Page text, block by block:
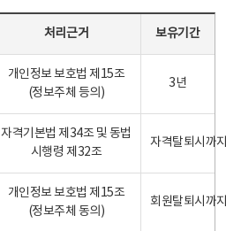
처리근거 보유기간
개인정보 보호법 제15조
(정보주체 등의)
3년
자격기본법 제34조 및 동법
시행령 제32조
자격탈퇴시까
개인정보 보호법 제15조
(정보주체 동의)
회원탈퇴시까